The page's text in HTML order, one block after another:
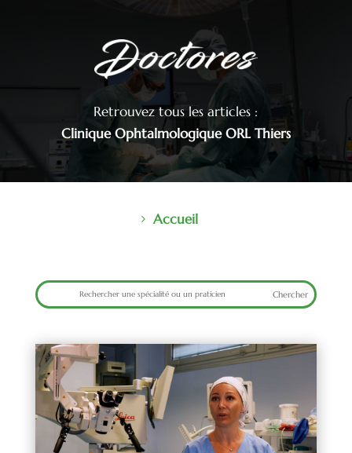
Retrouvez tous les articles :
Clinique Ophtalmologique ORL Thiers
Accueil